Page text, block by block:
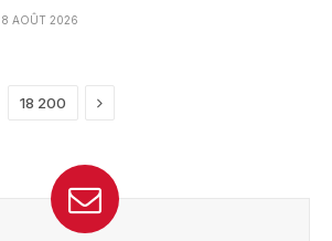
8 AOÛT 2026
18 200 Next